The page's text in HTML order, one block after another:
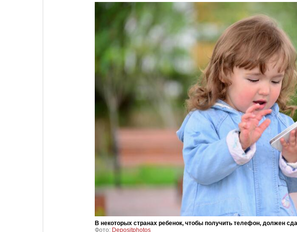
В некоторых странах ребенок, чтобы получить телефон, должен
Фото: Depositphotos